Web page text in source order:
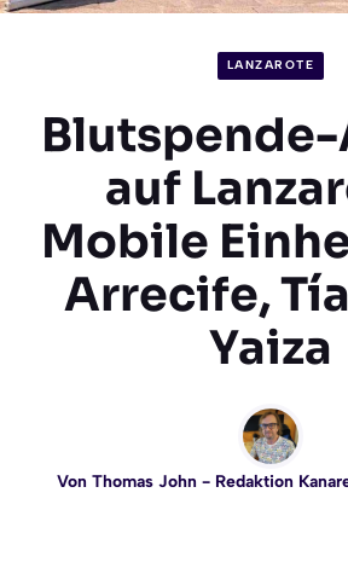
LANZAROTE
auf
Mobile
Arrecife,
Yaiza
Von Thomas John- Redaktion